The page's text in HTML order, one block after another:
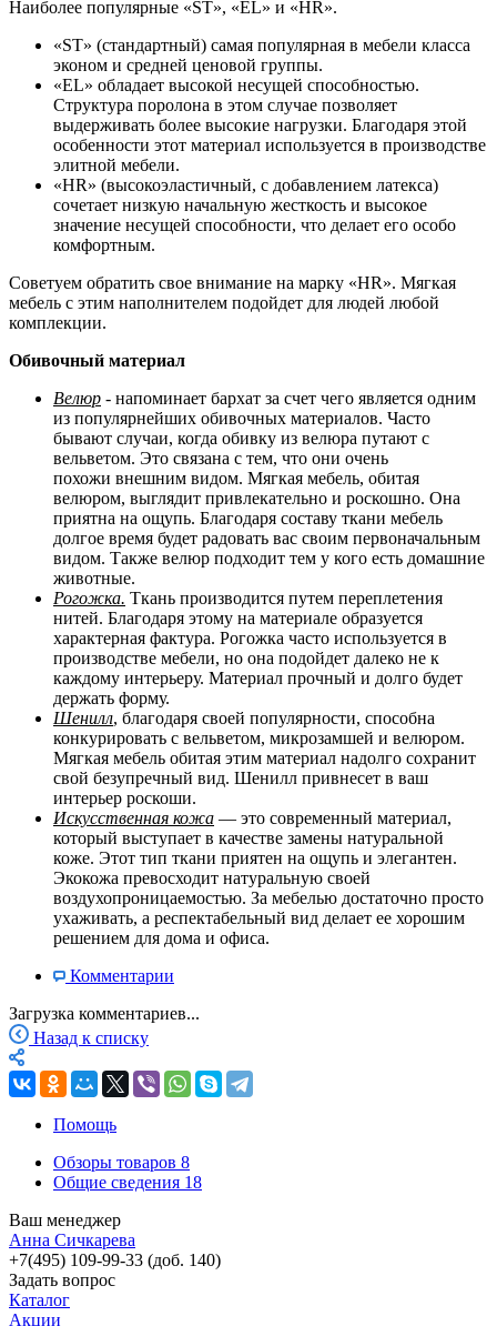
Наиболее популярные «ST», «EL» и «HR».
«ST» (стандартный) самая популярная в мебели класса
эконом и средней ценовой группы.
«EL» обладает высокой несущей способностью.
Структура поролона в этом случае позволяет
выдерживать более высокие нагрузки. Благодаря этой
особенности этот материал используется в производстве
элитной мебели.
«HR» (высокоэластичный, с добавлением латекса)
сочетает низкую начальную жесткость и высокое
значение несущей способности, что делает его особо
комфортным.
Советуем обратить свое внимание на марку «HR». Мягкая
мебель с этим наполнителем подойдет для людей любой
комплекции.
Обивочный материал
Велюр - напоминает бархат за счет чего является одним
из популярнейших обивочных материалов. Часто
бывают случаи, когда обивку из велюра путают с
вельветом. Это связана с тем, что они очень
похожи внешним видом. Мягкая мебель, обитая
велюром, выглядит привлекательно и роскошно. Она
приятна на ощупь. Благодаря составу ткани мебель
долгое время будет радовать вас своим первоначальным
видом. Также велюр подходит тем у кого есть домашние
животные.
Рогожка. Ткань производится путем переплетения
нитей. Благодаря этому на материале образуется
характерная фактура. Рогожка часто используется в
производстве мебели, но она подойдет далеко не к
каждому интерьеру. Материал прочный и долго будет
держать форму.
Шенилл, благодаря своей популярности, способна
конкурировать с вельветом, микрозамшей и велюром.
Мягкая мебель обитая этим материал надолго сохранит
свой безупречный вид. Шенилл привнесет в ваш
интерьер роскоши.
Искусственная кожа — это современный материал,
который выступает в качестве замены натуральной
коже. Этот тип ткани приятен на ощупь и элегантен.
Экокожа превосходит натуральную своей
воздухопроницаемостью. За мебелью достаточно просто
ухаживать, а респектабельный вид делает ее хорошим
решением для дома и офиса.
Комментарии
Загрузка комментариев...
Назад к списку
Помощь
Обзоры товаров 8
Общие сведения 18
Ваш менеджер
Анна Сичкарева
+7(495) 109-99-33 (доб. 140)
Задать вопрос
Каталог
Акции